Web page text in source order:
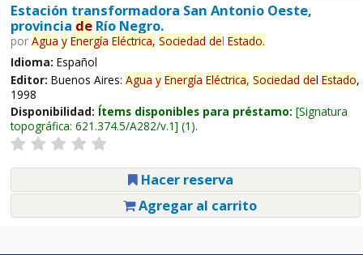
Estación transformadora San Antonio Oeste,
provincia deRío Negro.
por Agua y Energía Eléctrica, Sociedad del Estado.
Idioma: Español
Editor: Buenos Aires: Agua y Energía Eléctrica, Sociedad del Estado,
1998
Disponibilidad: Ítems disponibles para préstamo: Signatura
topográfica: 621.374.5/A282/v.1 (1).
Hacer reserva
Agregar al carrito